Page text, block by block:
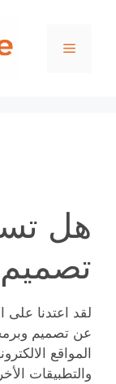
Menu
هل
لقد اعتدنا على
عن تصميم
المواقع
والتطبيقات